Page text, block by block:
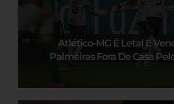
Atlético-MG É Letal E
Palmeiras Fora De Casa